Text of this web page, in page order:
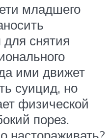
младшего
снятия
ими движет
суицид, но
физической
порез.